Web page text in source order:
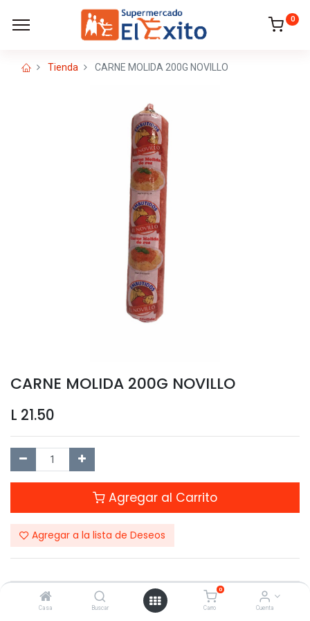
Casa Buscar
0
Carro Cuenta
0
Tienda CARNE MOLIDA 200G NOVILLO
CARNE MOLIDA 200G NOVILLO
L 21.50
Agregar al Carrito
Agregar a la lista de Deseos
Compartir este Producto: